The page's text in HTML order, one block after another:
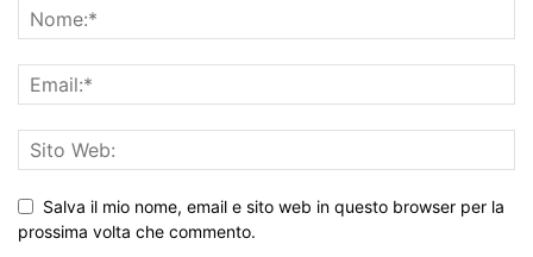
Salva il mio nome, email e sito web in questo browser per la
prossima volta che commento.